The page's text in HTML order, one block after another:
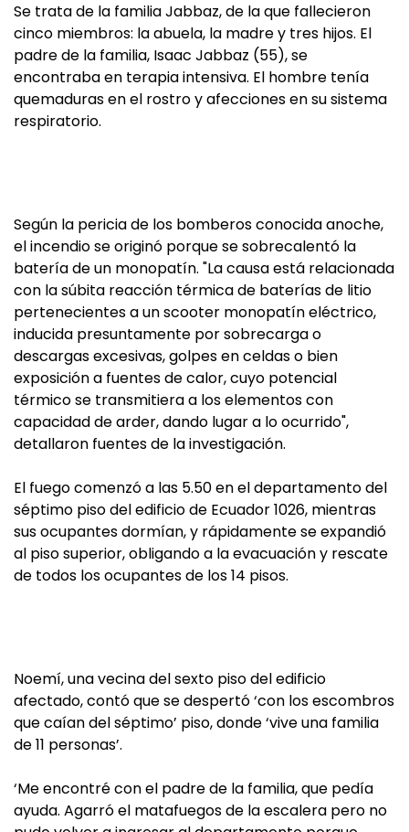
Se trata de la familia Jabbaz, de la que fallecieron
cinco miembros: la abuela, la madre y tres hijos. El
padre de la familia, Isaac Jabbaz (55), se
encontraba en terapia intensiva. El hombre tenía
quemaduras en el rostro y afecciones en su sistema
respiratorio.
Según la pericia de los bomberos conocida anoche,
el incendio se originó porque se sobrecalentó la
batería de un monopatín. "La causa está relacionada
con la súbita reacción térmica de baterías de litio
pertenecientes a un scooter monopatín eléctrico,
inducida presuntamente por sobrecarga o
descargas excesivas, golpes en celdas o bien
exposición a fuentes de calor, cuyo potencial
térmico se transmitiera a los elementos con
capacidad de arder, dando lugar a lo ocurrido",
detallaron fuentes de la investigación.
El fuego comenzó a las 5.50 en el departamento del
séptimo piso del edificio de Ecuador 1026, mientras
sus ocupantes dormían, y rápidamente se expandió
al piso superior, obligando a la evacuación y rescate
de todos los ocupantes de los 14 pisos.
Noemí, una vecina del sexto piso del edificio
afectado, contó que se despertó ‘con los escombros
que caían del séptimo’ piso, donde ‘vive una familia
de 11 personas’.
‘Me encontré con el padre de la familia, que pedía
ayuda. Agarró el matafuegos de la escalera pero no